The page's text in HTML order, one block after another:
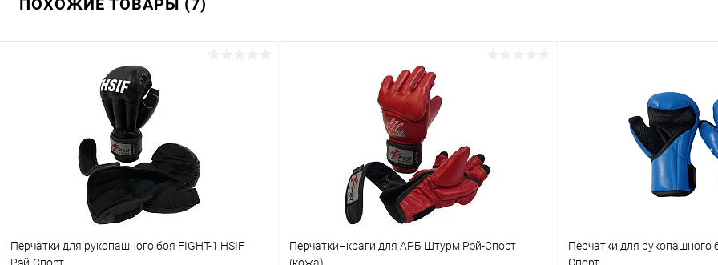
ПОХОЖИЕ ТОВАРЫ (7)
Перчатки для рукопашного боя FIGHT-1 HSIF
Перчатки–краги для АРБ Штурм Рэй-Спорт
Перчатки для рукопашного